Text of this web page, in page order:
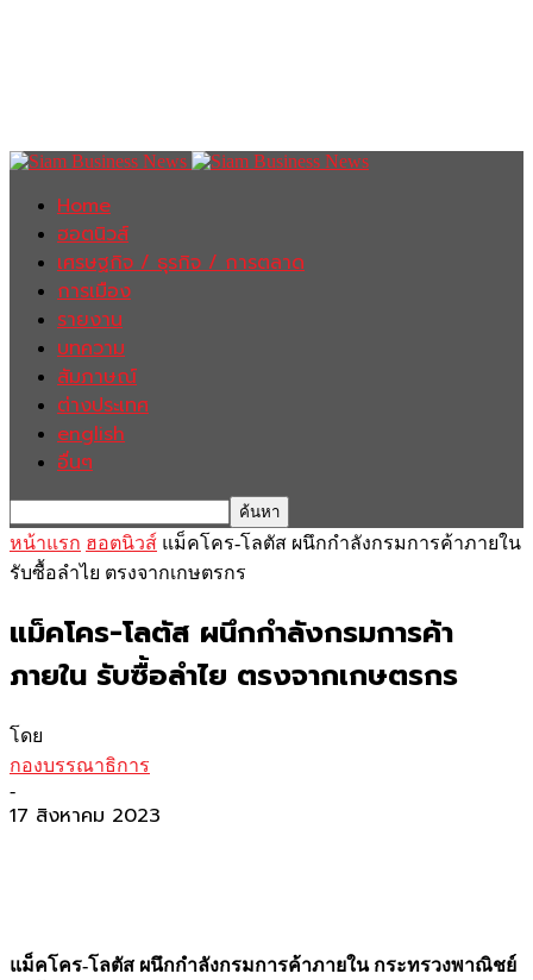
Home
ฮอตนิวส์
เศรษฐกิจ / ธุรกิจ / การตลาด
การเมือง
รายงาน
บทความ
สัมภาษณ์
ต่างประเทศ
english
อื่นๆ
หน้าแรก ฮอตนิวส์ แม็คโคร-โลตัส ผนึกกำลังกรมการค้าภายใน
รับซื้อลำไย ตรงจากเกษตรกร
แม็คโคร-โลตัส ผนึกกำลังกรมการค้า
ภายใน รับซื้อลำไย ตรงจากเกษตรกร
โดย
กองบรรณาธิการ
-
17 สิงหาคม 2023
แม็คโคร-โลตัส ผนึกกำลังกรมการค้าภายใน กระทรวงพาณิชย์